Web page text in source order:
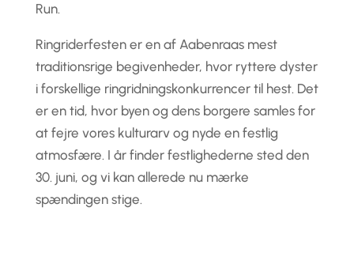
Run.
Ringriderfesten er en af Aabenraas mest
traditionsrige begivenheder, hvor ryttere dyster
i forskellige ringridningskonkurrencer til hest. Det
er en tid, hvor byen og dens borgere samles for
at fejre vores kulturarv og nyde en festlig
atmosfære. I år finder festlighederne sted den
30. juni, og vi kan allerede nu mærke
spændingen stige.